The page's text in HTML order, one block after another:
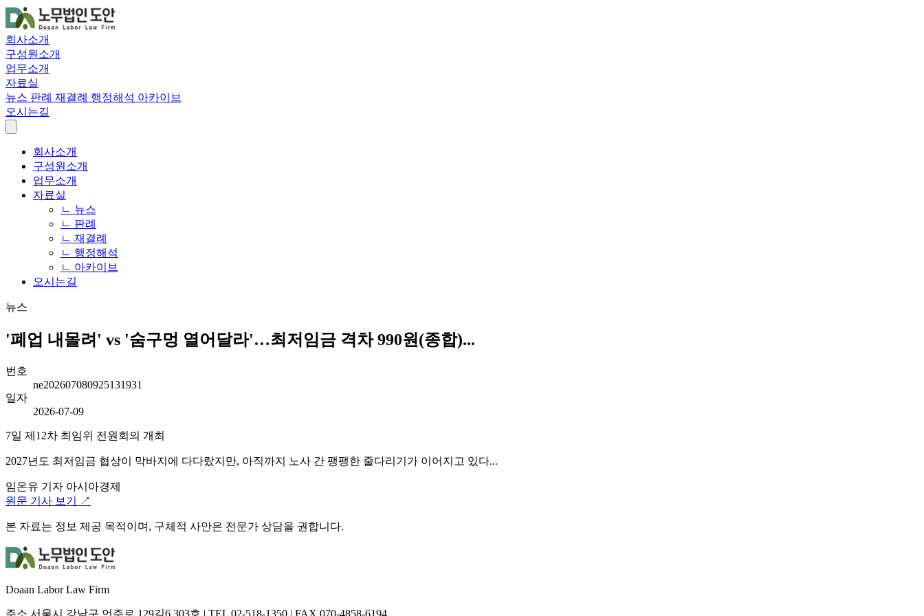
회사소개
구성원소개
업무소개
자료실
뉴스 판례 재결례 행정해석 아카이브
오시는길
회사소개
구성원소개
업무소개
자료실
ㄴ 뉴스
ㄴ 판례
ㄴ 재결례
ㄴ 행정해석
ㄴ 아카이브
오시는길
뉴스
'폐업 내몰려' vs '숨구멍 열어달라'…최저임금 격차 990원(종합)...
번호
ne202607080925131931
일자
2026-07-09
7일 제12차 최임위 전원회의 개최
2027년도 최저임금 협상이 막바지에 다다랐지만, 아직까지 노사 간 팽팽한 줄다리기가 이어지고 있다...
임온유 기자 아시아경제
원문 기사 보기 ↗
본 자료는 정보 제공 목적이며, 구체적 사안은 전문가 상담을 권합니다.
Doaan Labor Law Firm
주소 서울시 강남구 언주로 129길6 303호 | TEL 02-518-1350 | FAX 070-4858-6194